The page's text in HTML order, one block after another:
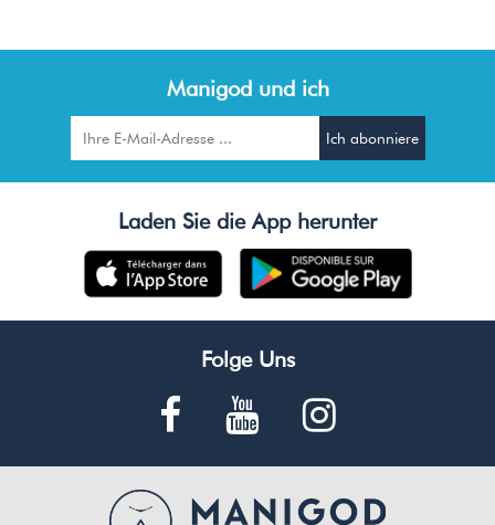
Manigod und ich
Folge Uns
Laden Sie die App herunter